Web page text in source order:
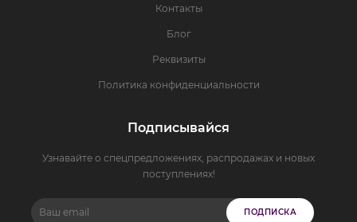
Контакты
Блог
Реквизиты
Политика конфиденциальности
Подписывайся
Узнавайте о спецпредложениях, распродажах и новых
поступлениях!
ПОДПИСКА